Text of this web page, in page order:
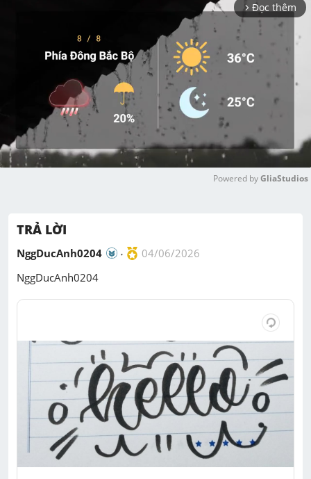
arrow_forward_ios Đọc thêm
Powered by GliaStudios
TRẢ LỜI
NggDucAnh0204
04/06/2026
NggDucAnh0204